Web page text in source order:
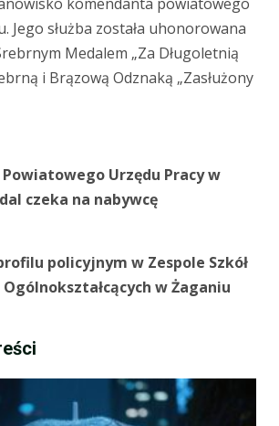
Jego służba została uhonorowana
Medalem „Za Długoletnią
i Brązową Odznaką „Zasłużony
Urzędu Pracy w
czeka na nabywcę
policyjnym w Zespole Szkół
w Żaganiu